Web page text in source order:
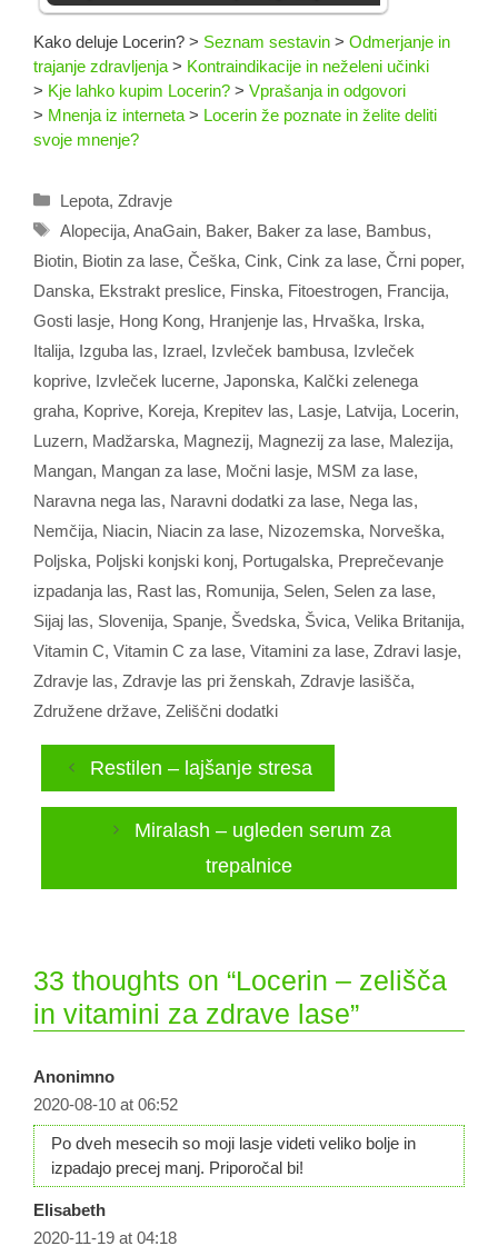
Kako deluje Locerin? > Seznam sestavin > Odmerjanje in
trajanje zdravljenja > Kontraindikacije in neželeni učinki
> Kje lahko kupim Locerin? > Vprašanja in odgovori
> Mnenja iz interneta > Locerin že poznate in želite deliti
svoje mnenje?
Categories
Lepota, Zdravje
Tags
Alopecija, AnaGain, Baker, Baker za lase, Bambus,
Biotin, Biotin za lase, Češka, Cink, Cink za lase, Črni poper,
Danska, Ekstrakt preslice, Finska, Fitoestrogen, Francija,
Gosti lasje, Hong Kong, Hranjenje las, Hrvaška, Irska,
Italija, Izguba las, Izrael, Izvleček bambusa, Izvleček
koprive, Izvleček lucerne, Japonska, Kalčki zelenega
graha, Koprive, Koreja, Krepitev las, Lasje, Latvija, Locerin,
Luzern, Madžarska, Magnezij, Magnezij za lase, Malezija,
Mangan, Mangan za lase, Močni lasje, MSM za lase,
Naravna nega las, Naravni dodatki za lase, Nega las,
Nemčija, Niacin, Niacin za lase, Nizozemska, Norveška,
Poljska, Poljski konjski konj, Portugalska, Preprečevanje
izpadanja las, Rast las, Romunija, Selen, Selen za lase,
Sijaj las, Slovenija, Spanje, Švedska, Švica, Velika Britanija,
Vitamin C, Vitamin C za lase, Vitamini za lase, Zdravi lasje,
Zdravje las, Zdravje las pri ženskah, Zdravje lasišča,
Združene države, Zeliščni dodatki
Restilen – lajšanje stresa
Miralash – ugleden serum za
trepalnice
33 thoughts on “Locerin – zelišča
in vitamini za zdrave lase”
Anonimno
2020-08-10 at 06:52
Po dveh mesecih so moji lasje videti veliko bolje in
izpadajo precej manj. Priporočal bi!
Elisabeth
2020-11-19 at 04:18